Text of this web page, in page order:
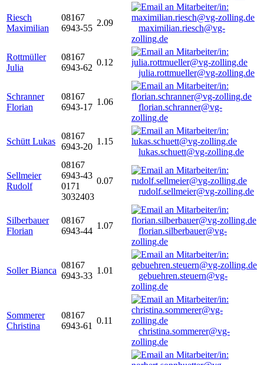
Riesch
Maximilian
08167
6943-55
2.09
maximilian.riesch@vg-
zolling.de
Rottmüller
Julia
08167
6943-62
0.12
julia.rottmueller@vg-zolling.de
Schranner
Florian
08167
6943-17
1.06
florian.schranner@vg-
zolling.de
Schütt Lukas
08167
6943-20
1.15
lukas.schuett@vg-zolling.de
Sellmeier
Rudolf
08167
6943-43
0171
3032403
0.07
rudolf.sellmeier@vg-zolling.de
Silberbauer
Florian
08167
6943-44
1.07
florian.silberbauer@vg-
zolling.de
Soller Bianca
08167
6943-33
1.01
gebuehren.steuern@vg-
zolling.de
Sommerer
Christina
08167
6943-61
0.11
christina.sommerer@vg-
zolling.de